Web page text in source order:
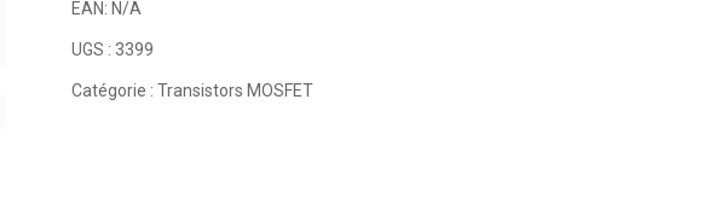
EAN: N/A
UGS : 3399
Catégorie : Transistors MOSFET